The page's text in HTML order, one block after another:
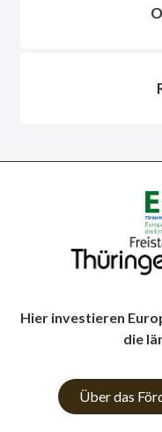
Hier investieren
die
Über das